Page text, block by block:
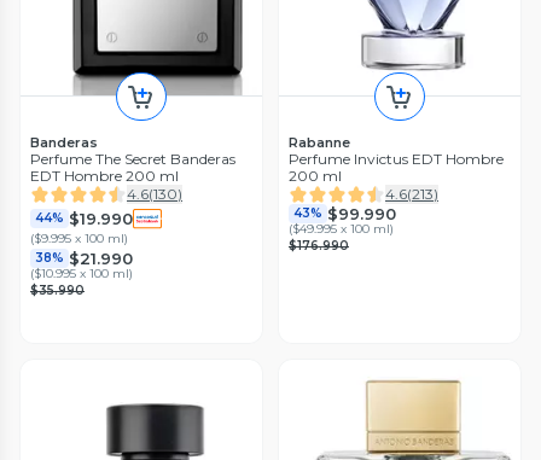
Banderas
Perfume The Secret Banderas
EDT Hombre 200 ml
4.6(130)
44% $19.990
($9.995 x 100 ml)
38% $21.990
($10.995 x 100 ml)
$35.990
Rabanne
Perfume Invictus EDT Hombre
200 ml
4.6(213)
43% $99.990
($49.995 x 100 ml)
$176.990